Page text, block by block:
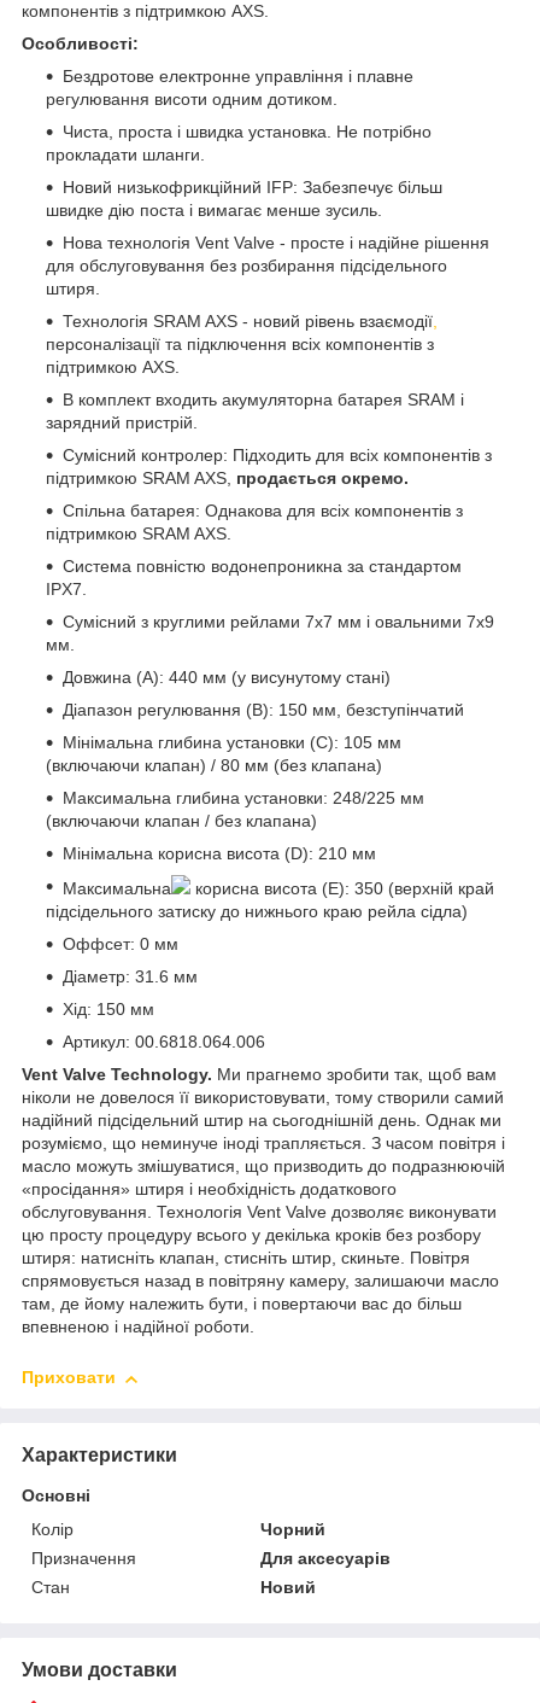
компонентів з підтримкою AXS.
Особливості:
Бездротове електронне управління і плавне
регулювання висоти одним дотиком.
Чиста, проста і швидка установка. Не потрібно
прокладати шланги.
Новий низькофрикційний IFP: Забезпечує більш
швидке дію поста і вимагає менше зусиль.
Нова технологія Vent Valve - просте і надійне рішення
для обслуговування без розбирання підсідельного
штиря.
Технологія SRAM AXS - новий рівень взаємодії,
персоналізації та підключення всіх компонентів з
підтримкою AXS.
В комплект входить акумуляторна батарея SRAM і
зарядний пристрій.
Сумісний контролер: Підходить для всіх компонентів з
підтримкою SRAM AXS, продається окремо.
Спільна батарея: Однакова для всіх компонентів з
підтримкою SRAM AXS.
Система повністю водонепроникна за стандартом
IPX7.
Сумісний з круглими рейлами 7x7 мм і овальними 7x9
мм.
Довжина (A): 440 мм (у висунутому стані)
Діапазон регулювання (B): 150 мм, безступінчатий
Мінімальна глибина установки (C): 105 мм
(включаючи клапан) / 80 мм (без клапана)
Максимальна глибина установки: 248/225 мм
(включаючи клапан / без клапана)
Мінімальна корисна висота (D): 210 мм
Максимальна
корисна висота (E): 350 (верхній край
підсідельного затиску до нижнього краю рейла сідла)
Оффсет: 0 мм
Діаметр: 31.6 мм
Хід: 150 мм
Артикул: 00.6818.064.006
Vent Valve Technology. Ми прагнемо зробити так, щоб вам
ніколи не довелося її використовувати, тому створили самий
надійний підсідельний штир на сьогоднішній день. Однак ми
розуміємо, що неминуче іноді трапляється. З часом повітря і
масло можуть змішуватися, що призводить до подразнюючій
«просідання» штиря і необхідність додаткового
обслуговування. Технологія Vent Valve дозволяє виконувати
цю просту процедуру всього у декілька кроків без розбору
штиря: натисніть клапан, стисніть штир, скиньте. Повітря
спрямовується назад в повітряну камеру, залишаючи масло
там, де йому належить бути, і повертаючи вас до більш
впевненою і надійної роботи.
Приховати
Характеристики
Основні
Колір
Чорний
Призначення
Для аксесуарів
Стан
Новий
Умови доставки